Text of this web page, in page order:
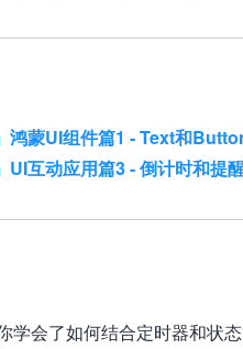
鸿蒙UI组件篇1 - Text和
UI互动应用篇3 - 倒计时和提
学会了如何结合定时器和状